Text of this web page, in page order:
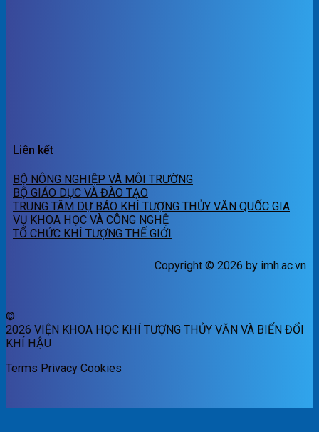
Liên kết
BỘ NÔNG NGHIỆP VÀ MÔI TRƯỜNG
BỘ GIÁO DỤC VÀ ĐÀO TẠO
TRUNG TÂM DỰ BÁO KHÍ TƯỢNG THỦY VĂN QUỐC GIA
VỤ KHOA HỌC VÀ CÔNG NGHỆ
TỔ CHỨC KHÍ TƯỢNG THẾ GIỚI
Copyright © 2026 by imh.ac.vn
©
2026 VIỆN KHOA HỌC KHÍ TƯỢNG THỦY VĂN VÀ BIẾN ĐỔI
KHÍ HẬU
Terms Privacy Cookies